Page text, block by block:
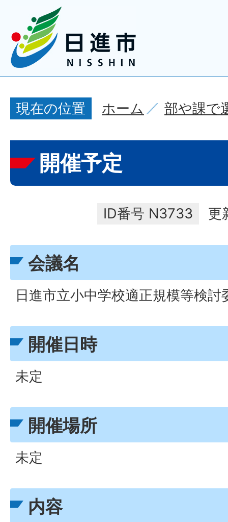
現在の位置 ホーム 部や課で
開催予定
ID番号 N3733 更
会議名
日進市立小中学校適正規模等検討
開催日時
未定
開催場所
未定
内容